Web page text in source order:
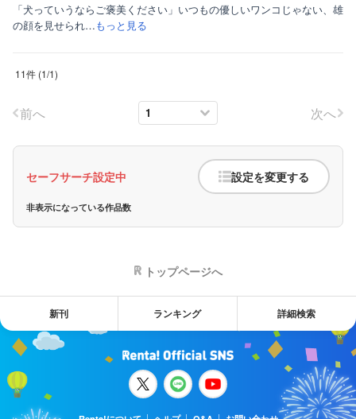
「犬っていうならご褒美ください」いつもの優しいワンコじゃない、雄
の顔を見せられ…もっと見る
11件 (1/1)
前へ 次へ
セーフサーチ設定中 設定を変更する
非表示になっている作品数
トップページへ
新刊 ランキング 詳細検索